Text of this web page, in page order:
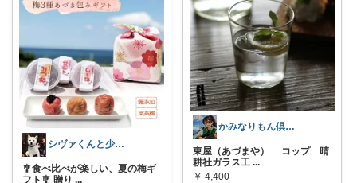
シヴァくんと少佐のROOM
🎐食べ比べが楽しい、夏の梅ギ
フト🎐 贈り ...
かみなりもん倶楽部
東屋（あづまや） コップ 晴
耕社ガラス工 ...
￥ 4,400